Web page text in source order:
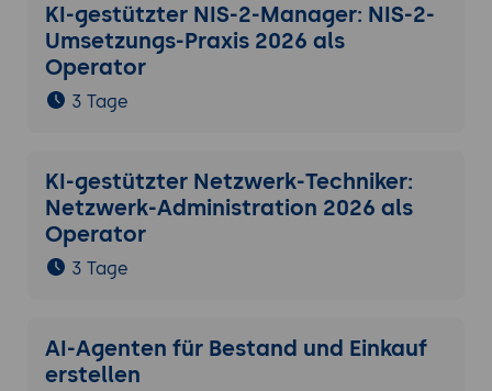
KI-gestützter NIS-2-Manager: NIS-2-
Umsetzungs-Praxis 2026 als
Operator
3 Tage
KI-gestützter Netzwerk-Techniker:
Netzwerk-Administration 2026 als
Operator
3 Tage
AI-Agenten für Bestand und Einkauf
erstellen